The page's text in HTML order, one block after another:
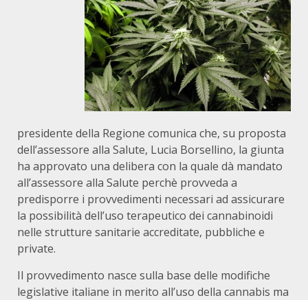
presidente della Regione comunica che, su proposta
dell’assessore alla Salute, Lucia Borsellino, la giunta
ha approvato una delibera con la quale dà mandato
all’assessore alla Salute perchè provveda a
predisporre i provvedimenti necessari ad assicurare
la possibilità dell’uso terapeutico dei cannabinoidi
nelle strutture sanitarie accreditate, pubbliche e
private.
Il provvedimento nasce sulla base delle modifiche
legislative italiane in merito all’uso della cannabis ma